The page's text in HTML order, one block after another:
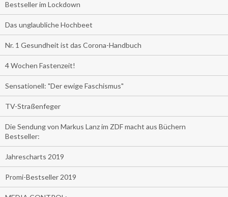
Bestseller im Lockdown
Das unglaubliche Hochbeet
Nr. 1 Gesundheit ist das Corona-Handbuch
4 Wochen Fastenzeit!
Sensationell: "Der ewige Faschismus"
TV-Straßenfeger
Die Sendung von Markus Lanz im ZDF macht aus Büchern
Bestseller:
Jahrescharts 2019
Promi-Bestseller 2019